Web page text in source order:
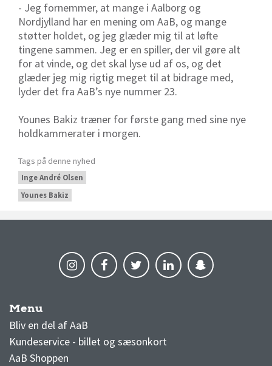
- Jeg fornemmer, at mange i Aalborg og
Nordjylland har en mening om AaB, og mange
støtter holdet, og jeg glæder mig til at løfte
tingene sammen. Jeg er en spiller, der vil gøre alt
for at vinde, og det skal lyse ud af os, og det
glæder jeg mig rigtig meget til at bidrage med,
lyder det fra AaB’s nye nummer 23.
Younes Bakiz træner for første gang med sine nye
holdkammerater i morgen.
Tags på denne nyhed
Inge André Olsen
Younes Bakiz
Menu
Bliv en del af AaB
Kundeservice - billet og sæsonkort
AaB Shoppen